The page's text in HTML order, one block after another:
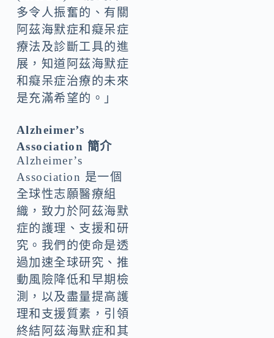
多令人振奮的、有關
阿茲海默症和癡呆症
療法及診斷工具的進
展，知道阿茲海默症
和癡呆症治療的未來
是充滿希望的。」
Alzheimer’s
Association 簡介
Alzheimer’s
Association 是一個
全球性志願醫療組
織，致力於阿茲海默
症的護理、支援和研
究。我們的使命是透
過加速全球研究、推
動風險降低和早期檢
測，以及盡量提高護
理和支援質素，引領
終結阿茲海默症和其